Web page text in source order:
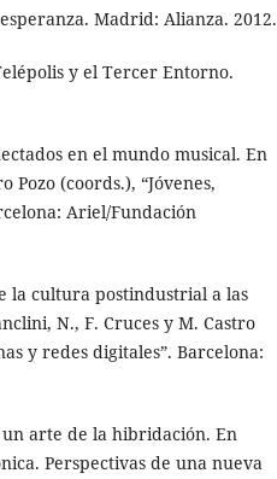
Madrid: Alianza. 2012.
y el Tercer Entorno.
en el mundo musical. En
Pozo (coords.), “Jóvenes,
Ariel/Fundación
la cultura postindustrial a las
N., F. Cruces y M. Castro
y redes digitales”. Barcelona:
arte de la hibridación. En
Perspectivas de una nueva